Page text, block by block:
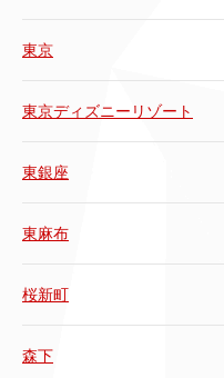
東京
東京ディズニーリゾート
東銀座
東麻布
桜新町
森下